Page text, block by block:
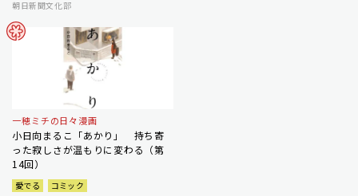
朝日新聞文化部
一穂ミチの日々漫画
小日向まるこ「あかり」 持ち寄
った寂しさが温もりに変わる（第
14回）
愛でる
コミック